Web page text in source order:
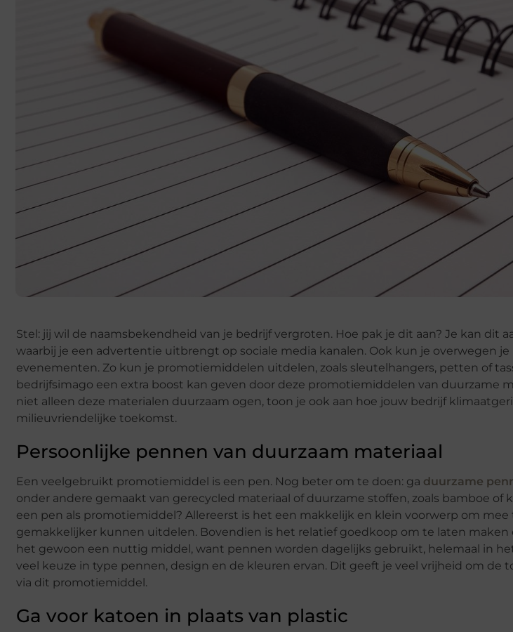
Stel: jij wil de naamsbekendheid van je bedrijf vergroten. Hoe pak je dit aan? Je kan dit
waarbij je een advertentie uitbrengt op sociale media kanalen. Ook kun je overwegen
evenementen. Zo kun je promotiemiddelen uitdelen, zoals sleutelhangers, petten of
bedrijfsimago een extra boost kan geven door deze promotiemiddelen van duurzame
niet alleen deze materialen duurzaam ogen, toon je ook aan hoe jouw bedrijf
milieuvriendelijke toekomst.
Persoonlijke pennen van duurzaam materiaal
Een veelgebruikt promotiemiddel is een pen. Nog beter om te doen: ga duurzame
onder andere gemaakt van gerecycled materiaal of duurzame stoffen, zoals bamboe of
een pen als promotiemiddel? Allereerst is het een makkelijk en klein voorwerp om mee
gemakkelijker kunnen uitdelen. Bovendien is het relatief goedkoop om te laten maken
het gewoon een nuttig middel, want pennen worden dagelijks gebruikt, helemaal in
veel keuze in type pennen, design en de kleuren ervan. Dit geeft je veel vrijheid om de
via dit promotiemiddel.
Ga voor katoen in plaats van plastic